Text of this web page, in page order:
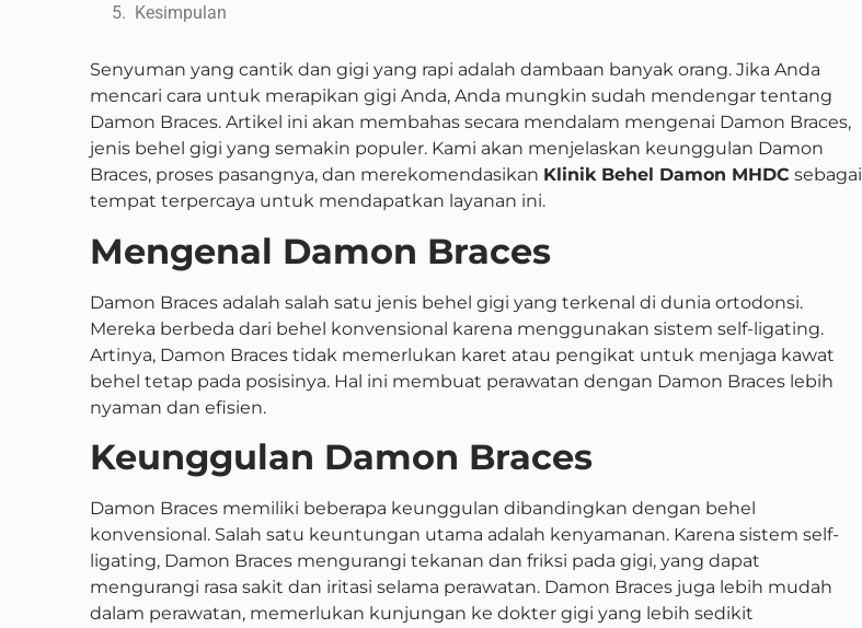
Kesimpulan
Senyuman yang cantik dan gigi yang rapi adalah dambaan banyak orang. Jika Anda
mencari cara untuk merapikan gigi Anda, Anda mungkin sudah mendengar tentang
Damon Braces. Artikel ini akan membahas secara mendalam mengenai Damon Braces,
jenis behel gigi yang semakin populer. Kami akan menjelaskan keunggulan Damon
Braces, proses pasangnya, dan merekomendasikan Klinik Behel Damon MHDC sebagai
tempat terpercaya untuk mendapatkan layanan ini.
Mengenal Damon Braces
Damon Braces adalah salah satu jenis behel gigi yang terkenal di dunia ortodonsi.
Mereka berbeda dari behel konvensional karena menggunakan sistem self-ligating.
Artinya, Damon Braces tidak memerlukan karet atau pengikat untuk menjaga kawat
behel tetap pada posisinya. Hal ini membuat perawatan dengan Damon Braces lebih
nyaman dan efisien.
Keunggulan Damon Braces
Damon Braces memiliki beberapa keunggulan dibandingkan dengan behel
konvensional. Salah satu keuntungan utama adalah kenyamanan. Karena sistem self-
ligating, Damon Braces mengurangi tekanan dan friksi pada gigi, yang dapat
mengurangi rasa sakit dan iritasi selama perawatan. Damon Braces juga lebih mudah
dalam perawatan, memerlukan kunjungan ke dokter gigi yang lebih sedikit